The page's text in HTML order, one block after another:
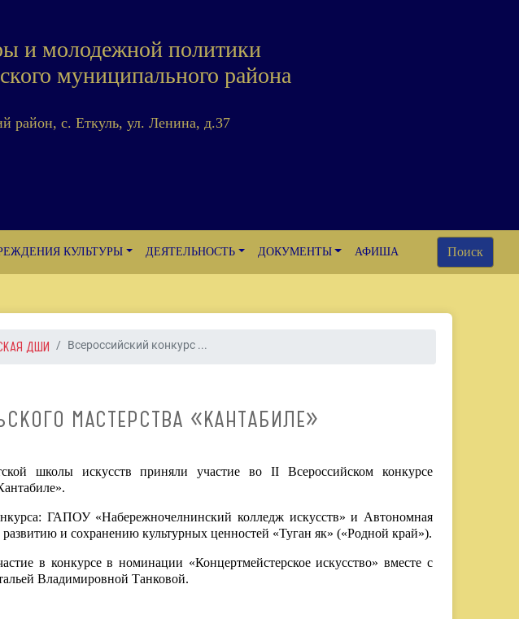
и молодежной политики
муниципального района
район, с. Еткуль, ул. Ленина, д.37
КУЛЬТУРЫ ДЕЯТЕЛЬНОСТЬ ДОКУМЕНТЫ АФИША Поиск
ДШИ Всероссийский конкурс ...
МАСТЕРСТВА «КАНТАБИЛЕ»
школы искусств приняли участие во II Всероссийском конкурсе
ГАПОУ «Набережночелнинский колледж искусств» и Автономная
развитию и сохранению культурных ценностей «Туган як» («Родной край»).
в конкурсе в номинации «Концертмейстерское искусство» вместе с
Владимировной Танковой.